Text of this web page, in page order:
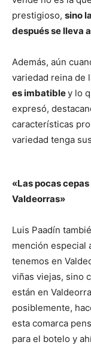
prestigioso, sino
después se lleva
Además, aún
variedad reina de
es imbatibley lo
expresó,
características
variedad tenga
«Las pocas
Valdeorras»
Luis Paadín
mención especial
tenemos en
viñas viejas, sino
están en
posiblemente,
esta comarca
para el botelo y